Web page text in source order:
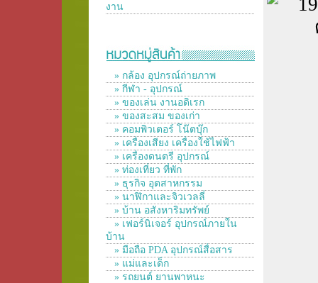
งาน
» กล้อง อุปกรณ์ถ่ายภาพ
» กีฬา - อุปกรณ์
» ของเล่น งานอดิเรก
» ของสะสม ของเก่า
» คอมพิวเตอร์ โน๊ตบุ๊ก
» เครื่องเสียง เครื่องใช้ไฟฟ้า
» เครื่องดนตรี อุปกรณ์
» ท่องเที่ยว ที่พัก
» ธุรกิจ อุตสาหกรรม
» นาฬิกาและจิวเวลลี่
» บ้าน อสังหาริมทรัพย์
» เฟอร์นิเจอร์ อุปกรณ์ภายใน
บ้าน
» มือถือ PDA อุปกรณ์สื่อสาร
» แม่และเด็ก
» รถยนต์ ยานพาหนะ